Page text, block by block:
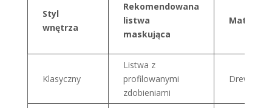
Styl
wnętrza
Rekomendowana
listwa
maskująca
Materiał
Klasyczny
Listwa z
profilowanymi
zdobieniami
Drewno